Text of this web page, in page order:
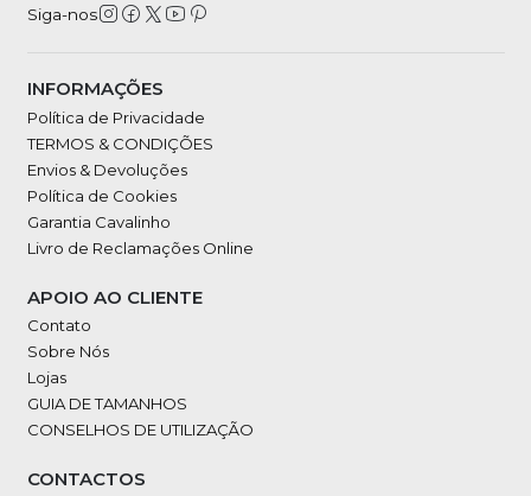
Siga-nos
INFORMAÇÕES
Política de Privacidade
TERMOS & CONDIÇÕES
Envios & Devoluções
Política de Cookies
Garantia Cavalinho
Livro de Reclamações Online
APOIO AO CLIENTE
Contato
Sobre Nós
Lojas
GUIA DE TAMANHOS
CONSELHOS DE UTILIZAÇÃO
CONTACTOS